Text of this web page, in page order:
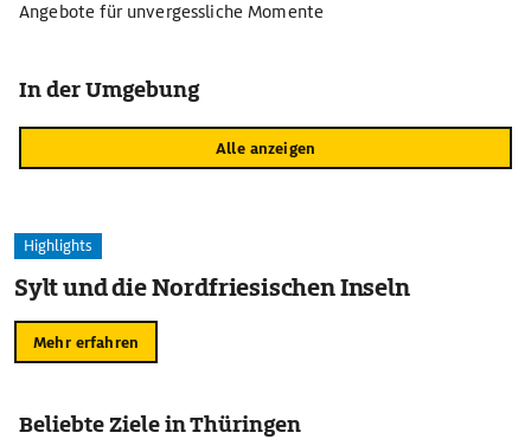
Angebote für unvergessliche Momente
In der Umgebung
Alle anzeigen
Highlights
Sylt und die Nordfriesischen Inseln
Mehr erfahren
Beliebte Ziele in Thüringen